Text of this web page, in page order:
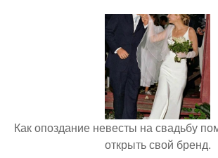
Как опоздание невесты на свадьбу
открыть свой бренд.